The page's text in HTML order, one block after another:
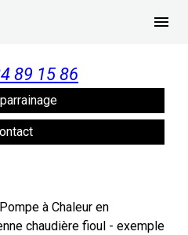
menu
89 15 86
à Chaleur en
chaudière fioul - exemple